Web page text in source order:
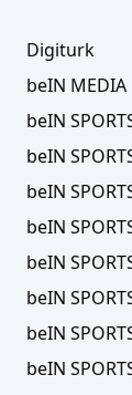
Digiturk
beIN MEDIA
beIN
beIN
beIN
beIN
beIN
beIN
beIN
beIN